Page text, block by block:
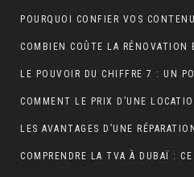
LE POUVOIR DU CHIFFRE 7 : UN